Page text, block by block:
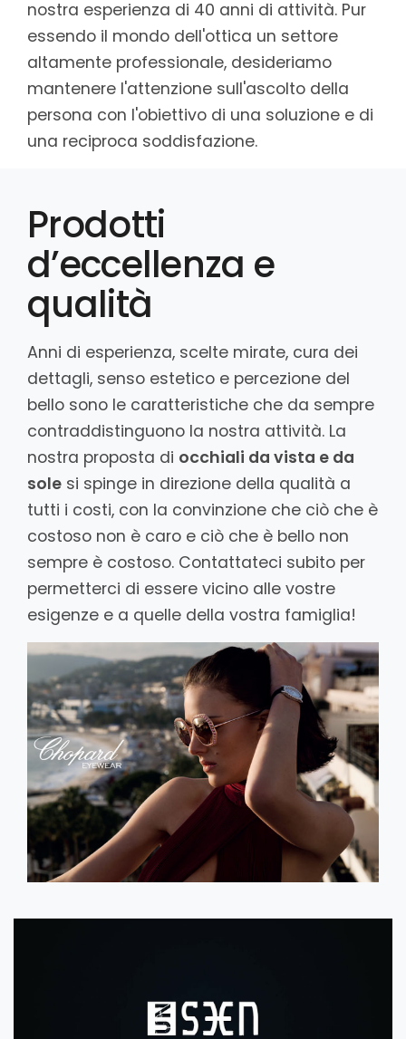
nostra esperienza di 40 anni di attività. Pur
essendo il mondo dell'ottica un settore
altamente professionale, desideriamo
mantenere l'attenzione sull'ascolto della
persona con l'obiettivo di una soluzione e di
una reciproca soddisfazione.
Prodotti
d’eccellenza e
qualità
Anni di esperienza, scelte mirate, cura dei
dettagli, senso estetico e percezione del
bello sono le caratteristiche che da sempre
contraddistinguono la nostra attività. La
nostra proposta di occhiali da vista e da
sole si spinge in direzione della qualità a
tutti i costi, con la convinzione che ciò che è
costoso non è caro e ciò che è bello non
sempre è costoso. Contattateci subito per
permetterci di essere vicino alle vostre
esigenze e a quelle della vostra famiglia!